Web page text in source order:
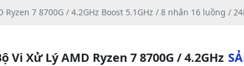
Ryzen 7 8700G / 4.2GHz Boost 5.1GHz / 8 nhân 16 luồng /
Vi Xử Lý AMD Ryzen 7 8700G / 4.2GHz